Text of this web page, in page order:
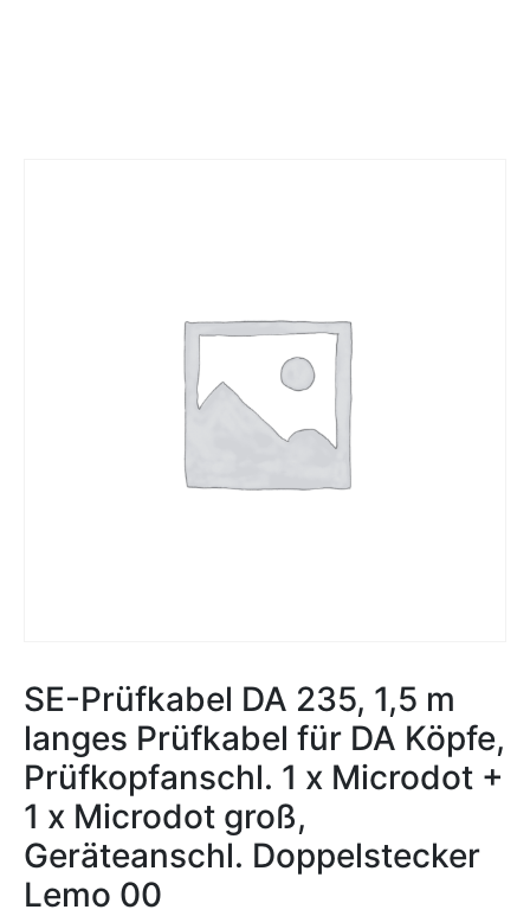
SE-Prüfkabel DA 235, 1,5 m
langes Prüfkabel für DA Köpfe,
Prüfkopfanschl. 1 x Microdot +
1 x Microdot groß,
Geräteanschl. Doppelstecker
Lemo 00